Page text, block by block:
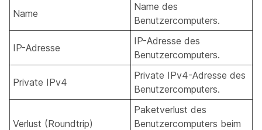
Name
Name des
Benutzercomputers.
IP-Adresse
IP-Adresse des
Benutzercomputers.
Private IPv4
Private IPv4-Adresse des
Benutzercomputers.
Verlust (Roundtrip)
Paketverlust des
Benutzercomputers beim